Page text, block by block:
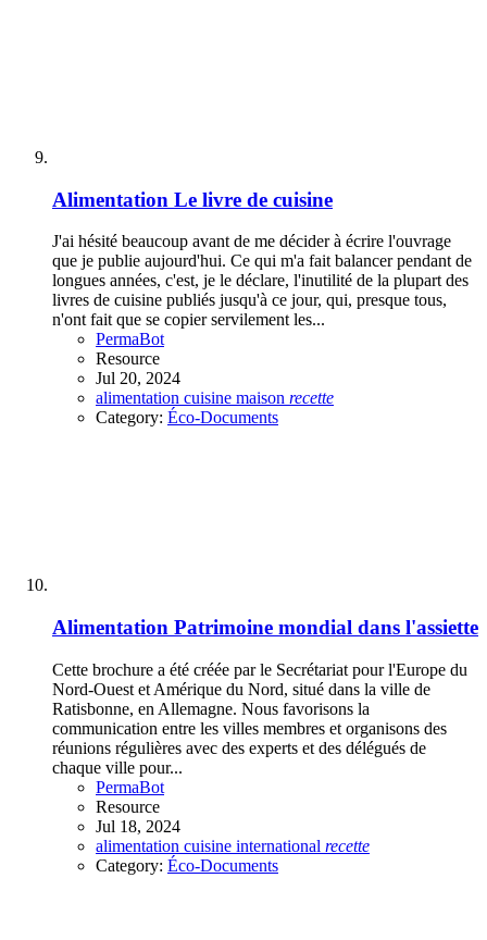
Alimentation Le livre de cuisine
J'ai hésité beaucoup avant de me décider à écrire l'ouvrage
que je publie aujourd'hui. Ce qui m'a fait balancer pendant de
longues années, c'est, je le déclare, l'inutilité de la plupart des
livres de cuisine publiés jusqu'à ce jour, qui, presque tous,
n'ont fait que se copier servilement les...
PermaBot
Resource
Jul 20, 2024
alimentation cuisine maison recette
Category: Éco-Documents
Alimentation Patrimoine mondial dans l'assiette
Cette brochure a été créée par le Secrétariat pour l'Europe du
Nord-Ouest et Amérique du Nord, situé dans la ville de
Ratisbonne, en Allemagne. Nous favorisons la
communication entre les villes membres et organisons des
réunions régulières avec des experts et des délégués de
chaque ville pour...
PermaBot
Resource
Jul 18, 2024
alimentation cuisine international recette
Category: Éco-Documents